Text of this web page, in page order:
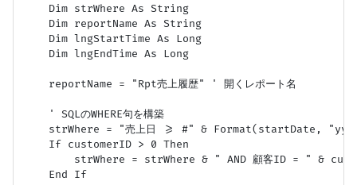
    Dim strWhere As String
    Dim reportName As String
    Dim lngStartTime As Long
    Dim lngEndTime As Long
    reportName = "Rpt売上履歴" ' 開くレポート名
    ' SQLのWHERE句を構築
strWhere = "売上日 >= #" & Format(startDate,
    If customerID > 0 Then
strWhere = strWhere & " AND 顧客ID = " &
    End If